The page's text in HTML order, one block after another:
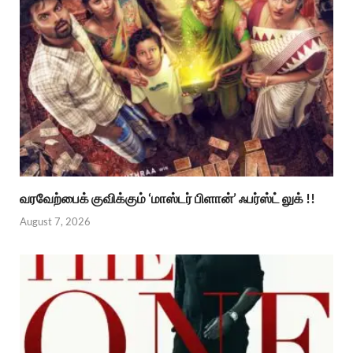
வரவேற்பைக் குவிக்கும் ‘மாஸ்டர் பிளான்’ ஃபர்ஸ்ட் லுக் !!
August 7, 2026